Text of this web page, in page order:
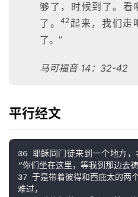
够了，时候到了。看
了。42起来，我们走
了。”
马可福音 14：32-42
平行经文
36 耶稣同门徒来到一个地方，
“你们坐在这里，等我到那边去
37 于是带着彼得和西庇太的两
难过，